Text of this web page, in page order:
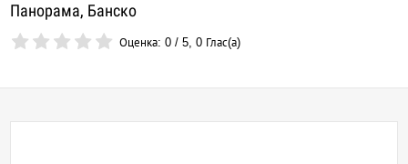
Панорама, Банско
Оценка:0 /5,0 Глас(а)